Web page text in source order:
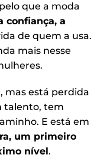
que a moda
confiança, a
de quem a usa.
mais nesse
mas está perdida
talento, tem
E está em
um primeiro
nível.